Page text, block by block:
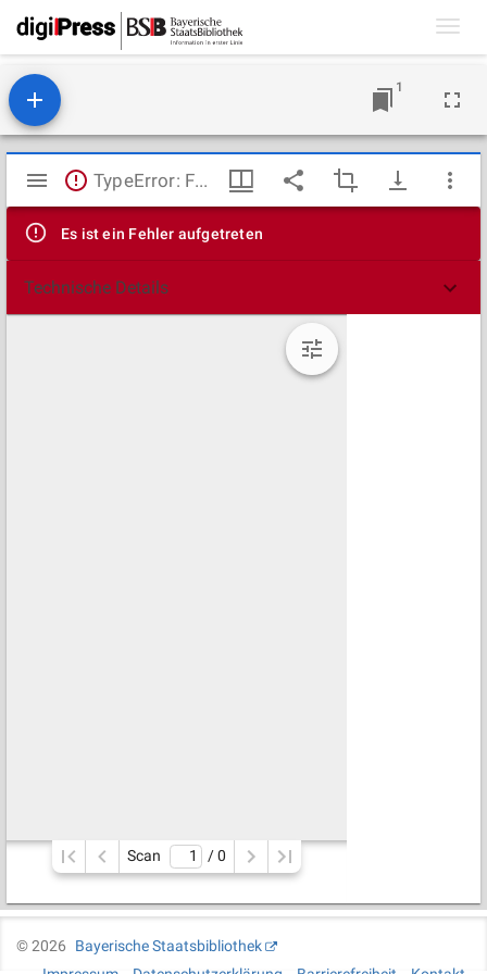
1
Mirador
Viewer
TypeError: Failed to fetch
Es ist ein Fehler aufgetreten
Technische Details
Scan / 0
©2026
Bayerische Staatsbibliothek